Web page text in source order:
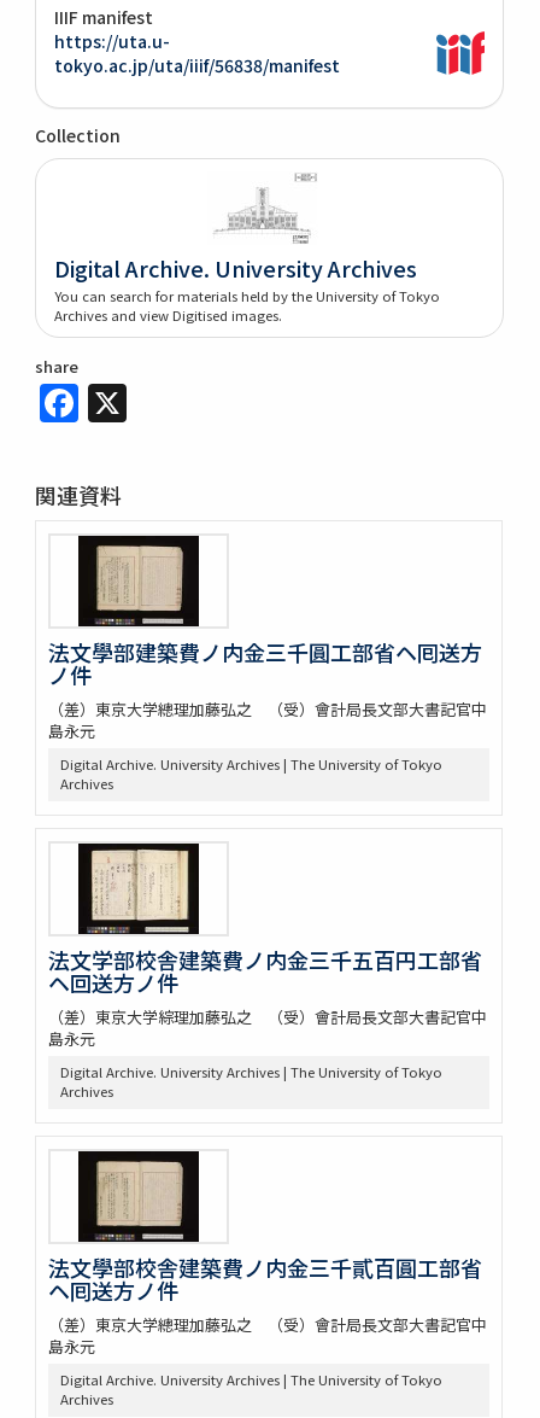
IIIF manifest
https://uta.u-
tokyo.ac.jp/uta/iiif/56838/manifest
Collection
Digital Archive. University Archives
You can search for materials held by the University of Tokyo
Archives and view Digitised images.
share
Facebook
関連資料
法文學部建築費ノ内金三千圓工部省ヘ囘送方
ノ件
（差）東京大学總理加藤弘之 （受）會計局長文部大書記官中
島永元
Digital Archive. University Archives | The University of Tokyo
Archives
法文学部校舎建築費ノ内金三千五百円工部省
ヘ回送方ノ件
（差）東京大学綜理加藤弘之 （受）會計局長文部大書記官中
島永元
Digital Archive. University Archives | The University of Tokyo
Archives
法文學部校舎建築費ノ内金三千貳百圓工部省
ヘ囘送方ノ件
（差）東京大学總理加藤弘之 （受）會計局長文部大書記官中
島永元
Digital Archive. University Archives | The University of Tokyo
Archives